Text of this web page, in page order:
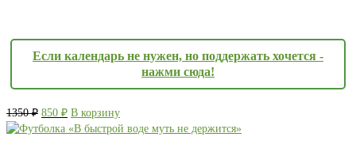
Если календарь не нужен, но поддержать хочется -
нажми сюда!
1350₽ Первоначальная
цена
850 ₽Текущая
цена:
В корзину